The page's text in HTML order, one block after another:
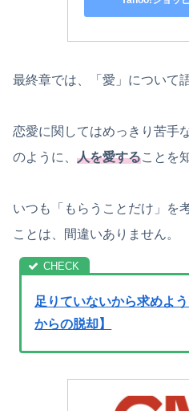
最終章では、「愛」について
恋愛に関してはめっきり苦手
のように、 人を愛することを
いつも「もらうことだけ」を
ことは、間違いありません。
足りていないから求めよ
からの脱却】